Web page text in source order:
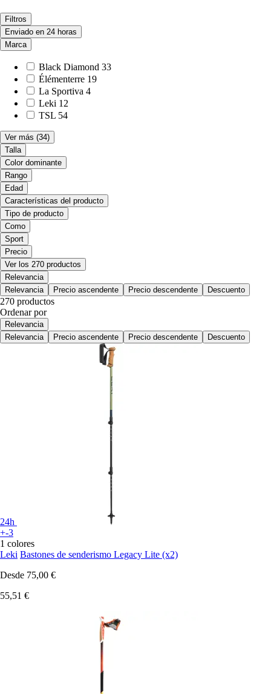
Filtros
Enviado en 24 horas
Marca
Black Diamond 33
Élémenterre 19
La Sportiva 4
Leki 12
TSL 54
Ver más (34)
Talla
Color dominante
Rango
Edad
Características del producto
Tipo de producto
Como
Sport
Precio
Ver los 270 productos
Relevancia
Relevancia
Precio ascendente Precio descendente Descuento
270 productos
Ordenar por
Relevancia
Relevancia
Precio ascendente Precio descendente Descuento
24h
+-3
1 colores
Leki Bastones de senderismo Legacy Lite (x2)
Desde 75,00 €
55,51 €